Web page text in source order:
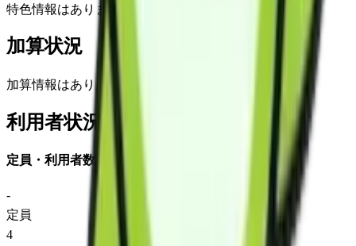
特色情報はありません
加算状況
加算情報はありません
利用者状況
定員・利用者数
-
定員
4